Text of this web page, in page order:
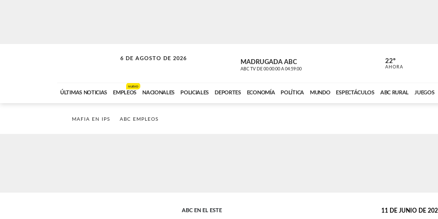
6 DE AGOSTO DE 2026
SOLO MÚSICA MADRUGADA ABC
ABC TV DE 00:00:00 A 04:59:00 ABC CARDINAL
22º
AHORA
ÚLTIMAS NOTICIAS EMPLEOS
NUEVO
NACIONALES POLICIALES DEPORTES ECONOMÍA POLÍTICA MUNDO ESPECTÁCULOS ABC RURAL JUEGOS
MAFIA EN IPS ABC EMPLEOS
ABC EN EL ESTE 11 DE JUNIO DE